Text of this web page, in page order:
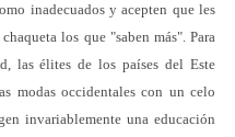
inadecuados y acepten que les
los que "saben más". Para
las élites de los países del Este
modas occidentales con un celo
invariablemente una educación